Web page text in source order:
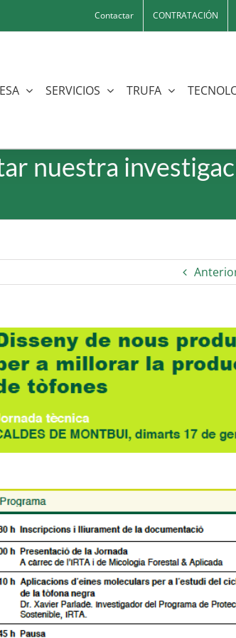
Contactar CONTRATACIÓN
SERVICIOS TRUFA
nuestra